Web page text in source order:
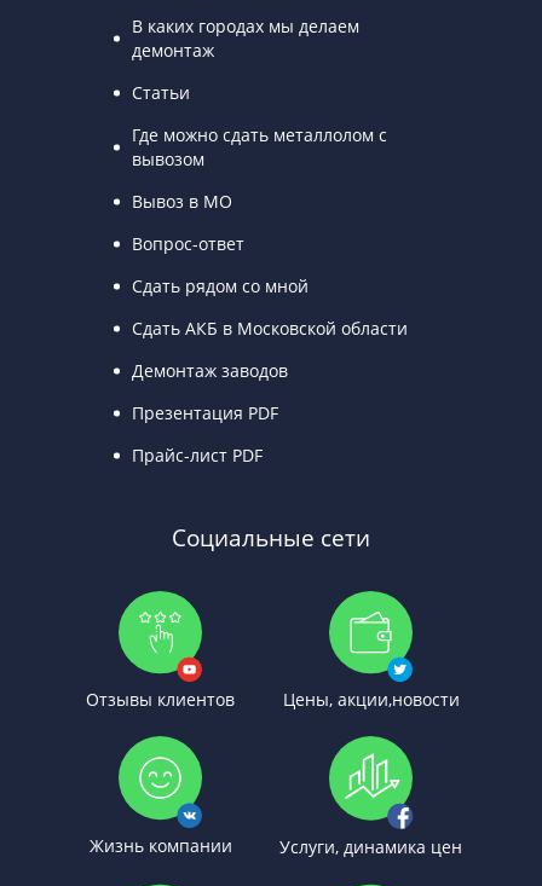
В каких городах мы делаем
демонтаж
Статьи
Где можно сдать металлолом с
вывозом
Вывоз в МО
Вопрос-ответ
Сдать рядом со мной
Сдать АКБ в Московской области
Демонтаж заводов
Презентация PDF
Прайс-лист PDF
Социальные сети
Отзывы клиентов Цены, акции,новости
Жизнь компании Услуги, динамика цен